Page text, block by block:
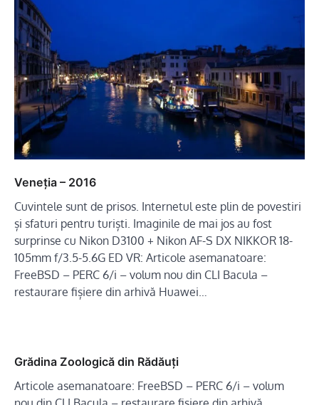
Veneția – 2016
Cuvintele sunt de prisos. Internetul este plin de povestiri
și sfaturi pentru turiști. Imaginile de mai jos au fost
surprinse cu Nikon D3100 + Nikon AF-S DX NIKKOR 18-
105mm f/3.5-5.6G ED VR: Articole asemanatoare:
FreeBSD – PERC 6/i – volum nou din CLI Bacula –
restaurare fișiere din arhivă Huawei…
Grădina Zoologică din Rădăuți
Articole asemanatoare: FreeBSD – PERC 6/i – volum